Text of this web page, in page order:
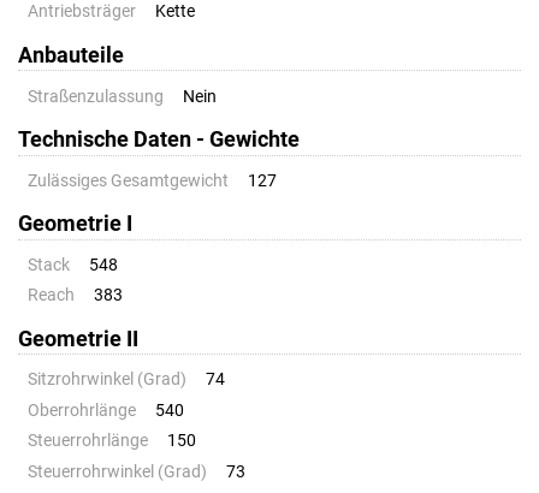
Antriebsträger
Kette
Anbauteile
Straßenzulassung Nein
Technische Daten - Gewichte
Zulässiges Gesamtgewicht 127
Geometrie I
Stack
548
Reach
383
Geometrie II
Sitzrohrwinkel (Grad)
74
Oberrohrlänge
540
Steuerrohrlänge
150
Steuerrohrwinkel (Grad)
73